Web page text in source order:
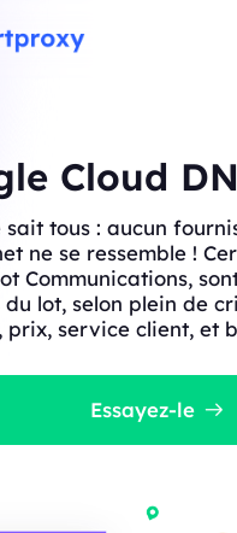
Cloud
sait tous : aucun
ne se ressemble !
Communications,
du lot, selon plein de
service client, et
Essayez-le